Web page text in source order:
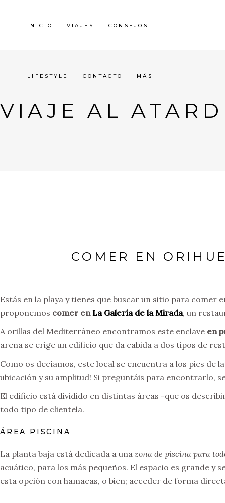
INICIO VIAJES CONSEJOS
LIFESTYLE CONTACTO MÁS
VIAJE AL
COMER EN
Estás en la playa y tienes que buscar un sitio para comer
proponemos comer enLa Galería de la Mirada, un
A orillas del Mediterráneo encontramos este enclave en
arena se erige un edificio que da cabida a dos tipos de
Como os decíamos, este local se encuentra a los pies de
ubicación y su amplitud! Si preguntáis para encontrarlo,
El edificio está dividido en distintas áreas -que os
todo tipo de clientela.
ÁREA PISCINA
La planta baja está dedicada a una zona de piscina para
acuático, para los más pequeños. El espacio es grande y
esta opción con hamacas, o bien; acceder de forma